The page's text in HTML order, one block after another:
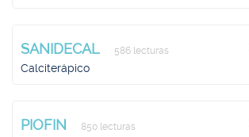
SANIDECAL 586 lecturas
Calciterápico
PIOFIN 850 lecturas